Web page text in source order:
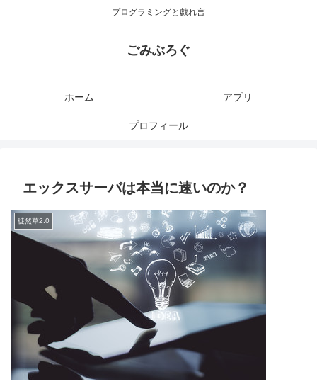
プログラミングと戯れ言
ごみぶろぐ
ホーム アプリ
プロフィール
エックスサーバは本当に速いのか？
徒然草2.0